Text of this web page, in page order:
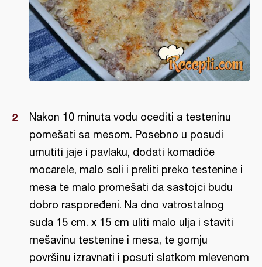
Nakon 10 minuta vodu ocediti a testeninu
pomešati sa mesom. Posebno u posudi
umutiti jaje i pavlaku, dodati komadiće
mocarele, malo soli i preliti preko testenine i
mesa te malo promešati da sastojci budu
dobro raspoređeni. Na dno vatrostalnog
suda 15 cm. x 15 cm uliti malo ulja i staviti
mešavinu testenine i mesa, te gornju
površinu izravnati i posuti slatkom mlevenom